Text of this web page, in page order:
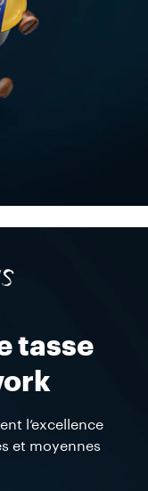
tasse
l’excellence